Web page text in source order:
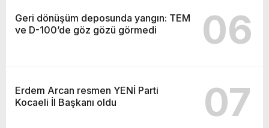
Geri dönüşüm deposunda yangın: TEM
ve D-100’de göz gözü görmedi
06
Erdem Arcan resmen YENİ Parti
Kocaeli İl Başkanı oldu
07